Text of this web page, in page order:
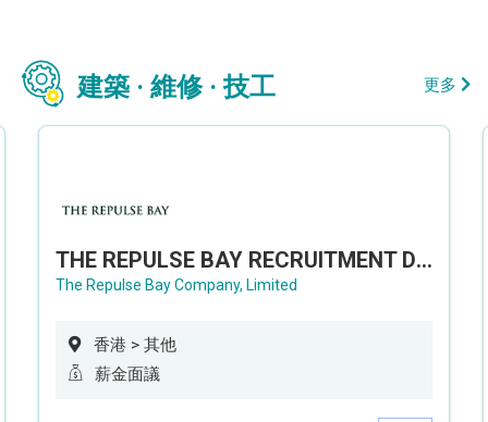
建築 · 維修 · 技工 更多
THE REPULSE BAY RECRUITMENT DAY 淺水灣影灣園人才招聘會
The Repulse Bay Company, Limited
香港 > 其他
薪金面議